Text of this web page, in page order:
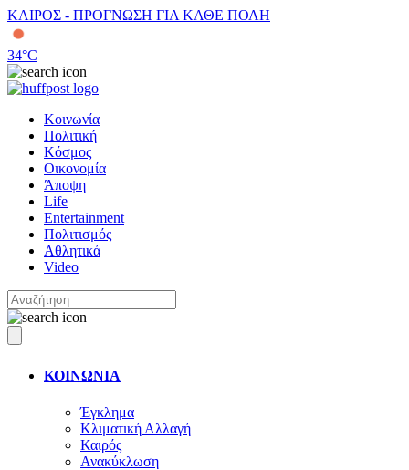
ΚΑΙΡΟΣ - ΠΡΟΓΝΩΣΗ ΓΙΑ ΚΑΘΕ ΠΟΛΗ
34°C
Κοινωνία
Πολιτική
Κόσμος
Οικονομία
Άποψη
Life
Entertainment
Πολιτισμός
Αθλητικά
Video
ΚΟΙΝΩΝΙΑ
Έγκλημα
Κλιματική Αλλαγή
Καιρός
Ανακύκλωση